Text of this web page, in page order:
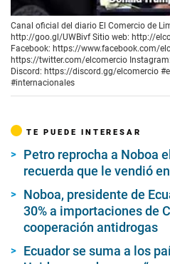
00:40
Canal oficial del diario El Comercio de
http://goo.gl/UWBivf Sitio web: http://
Facebook: https://www.facebook.com/
https://twitter.com/elcomercio
Discord: https://discord.gg/elcomercio
#internacionales
TE PUEDE INTERESAR
Petro reprocha a Noboa
recuerda que le vendió
Noboa, presidente de
30% a importaciones de
cooperación antidrogas
Ecuador se suma a los